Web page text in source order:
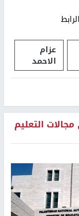
عزام
الاحمد
التعليم